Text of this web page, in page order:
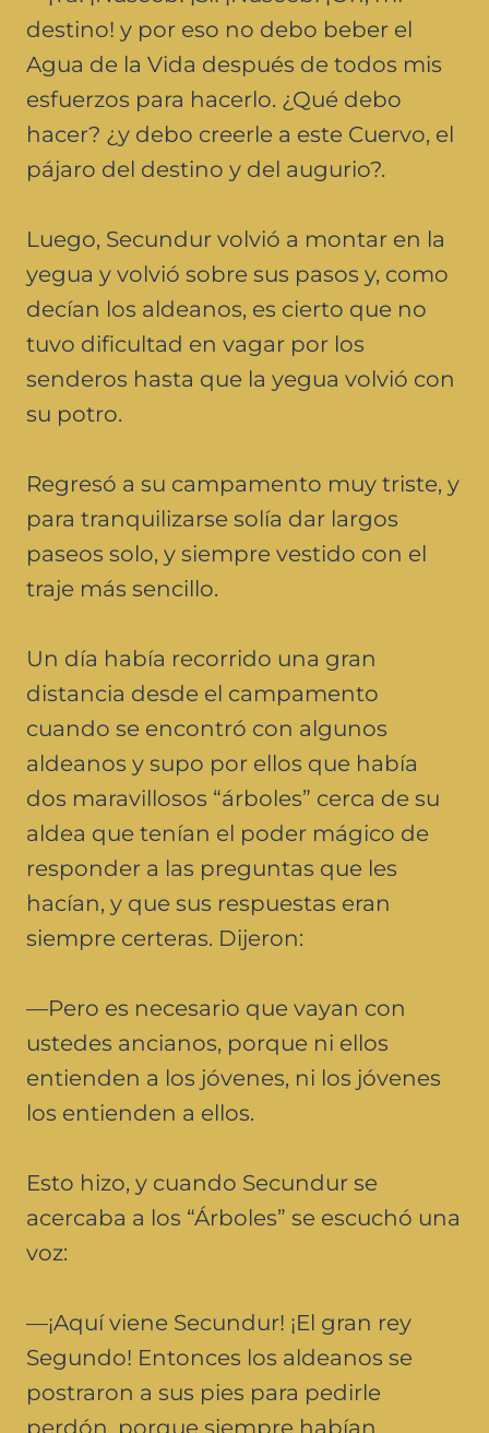
destino! y por eso no debo beber el
Agua de la Vida después de todos mis
esfuerzos para hacerlo. ¿Qué debo
hacer? ¿y debo creerle a este Cuervo, el
pájaro del destino y del augurio?.
Luego, Secundur volvió a montar en la
yegua y volvió sobre sus pasos y, como
decían los aldeanos, es cierto que no
tuvo dificultad en vagar por los
senderos hasta que la yegua volvió con
su potro.
Regresó a su campamento muy triste, y
para tranquilizarse solía dar largos
paseos solo, y siempre vestido con el
traje más sencillo.
Un día había recorrido una gran
distancia desde el campamento
cuando se encontró con algunos
aldeanos y supo por ellos que había
dos maravillosos “árboles” cerca de su
aldea que tenían el poder mágico de
responder a las preguntas que les
hacían, y que sus respuestas eran
siempre certeras. Dijeron:
—Pero es necesario que vayan con
ustedes ancianos, porque ni ellos
entienden a los jóvenes, ni los jóvenes
los entienden a ellos.
Esto hizo, y cuando Secundur se
acercaba a los “Árboles” se escuchó una
voz:
—¡Aquí viene Secundur! ¡El gran rey
Segundo! Entonces los aldeanos se
postraron a sus pies para pedirle
perdón, porque siempre habían